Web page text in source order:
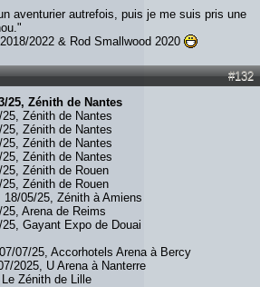
aventurier autrefois, puis je me suis pris une
2022 & Rod Smallwood 2020
#132
25, Zénith de Nantes
25, Zénith de Nantes
25, Zénith de Nantes
25, Zénith de Nantes
25, Zénith de Nantes
25, Zénith de Rouen
25, Zénith de Rouen
18/05/25, Zénith à Amiens
25, Arena de Reims
25, Gayant Expo de Douai
07/25, Accorhotels Arena à Bercy
2025, U Arena à Nanterre
Le Zénith de Lille